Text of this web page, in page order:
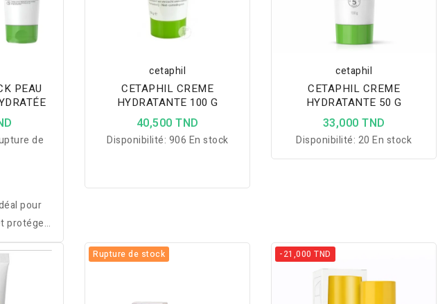
PEAU
de
pour
protéger
peaux
cetaphil
CETAPHIL CREME
HYDRATANTE 100 G
40,500 TND
Disponibilité: 906 En stock
cetaphil
CETAPHIL CREME
HYDRATANTE 50 G
33,000 TND
Disponibilité: 20 En stock
Rupture de stock -21,000 TND